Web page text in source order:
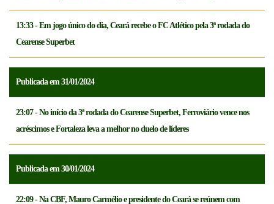
13:33 - Em jogo único do dia, Ceará recebe o FC Atlético pela 3ª rodada do
Cearense Superbet
Publicada em 31/01/2024
23:07 - No início da 3ª rodada do Cearense Superbet, Ferroviário vence nos
acréscimos e Fortaleza leva a melhor no duelo de líderes
Publicada em 30/01/2024
22:09 - Na CBF, Mauro Carmélio e presidente do Ceará se reúnem com